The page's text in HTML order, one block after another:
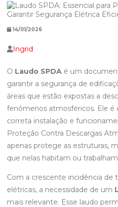
14/01/2026
Ingrid
O Laudo SPDA é um
garantir a segurança de
áreas que estão expostas a
fenômenos atmosféricos. Ele é
correta instalação e
Proteção Contra Descargas
apenas protege as estruturas,
que nelas habitam ou
Com a crescente incidência de
elétricas, a necessidade de um
mais relevante. Esse laudo